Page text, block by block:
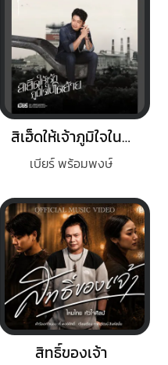
สิเฮ็ดให้เจ้าภูมิใจในโตอ้าย
เบียร์ พร้อมพงษ์
สิทธิ์ของเจ้า